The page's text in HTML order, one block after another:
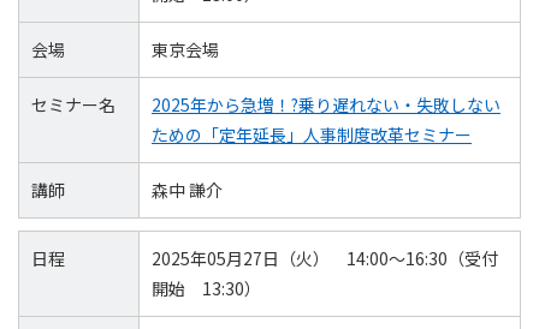
会場 東京会場
セミナー名
2025年から急増！?乗り遅れない・失敗しない
ための「定年延長」人事制度改革セミナー
講師 森中 謙介
日程
2025年05月27日（火） 14:00～16:30（受付
開始 13:30）